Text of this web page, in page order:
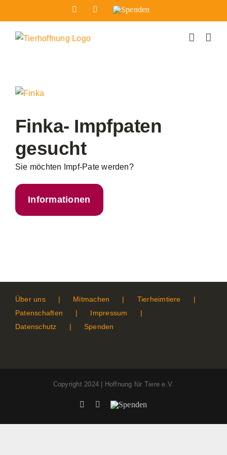
Inhalt
springen
FacebookInstagram
Spenden
Zeige
Bild
Finka- Impfpaten
gesucht
Sie möchten Impf-Pate werden?
Informationen
Über uns Mitmachen
Tierheimtiere
Patenschaften
Impressum
Datenschutz
Spenden
Copyright 2024 | Hoffnung für Tiere e.V.
FacebookInstagram
Spenden